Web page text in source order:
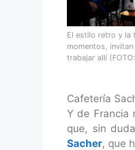
El estilo retro y la
momentos,
trabajar allí
Cafetería
Y de Francia
que, sin
Sacher, que